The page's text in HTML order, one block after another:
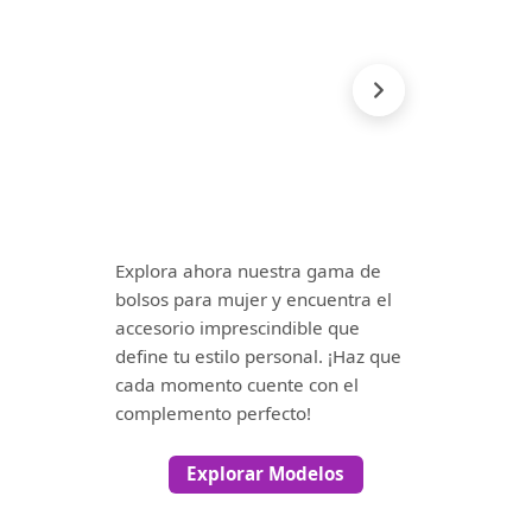
Explora ahora nuestra gama de
bolsos para mujer y encuentra el
accesorio imprescindible que
define tu estilo personal. ¡Haz que
cada momento cuente con el
complemento perfecto!
Explorar Modelos